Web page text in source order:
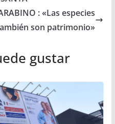
: «Las especies
son patrimonio»
gustar